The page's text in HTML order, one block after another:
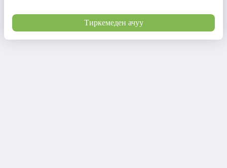
Тиркемеден ачуу